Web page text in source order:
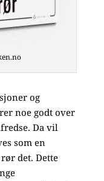
og
noe godt over
Da vil
som en
det. Dette